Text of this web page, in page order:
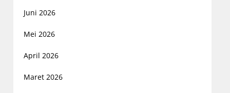
Juni 2026
Mei 2026
April 2026
Maret 2026